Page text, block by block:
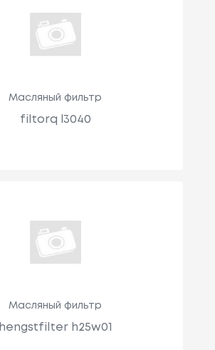
Масляный фильтр
filtorq l3040
Масляный фильтр
hengstfilter h25w01